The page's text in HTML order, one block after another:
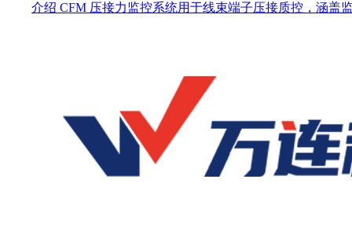
介绍 CFM 压接力监控系统用于线束端子压接质控，涵盖